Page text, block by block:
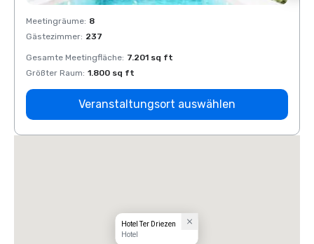
Meetingräume: 8
Gästezimmer: 237
Gesamte Meetingfläche: 7.201 sq ft
Größter Raum: 1.800 sq ft
Veranstaltungsort auswählen
Hotel Ter Driezen
Hotel